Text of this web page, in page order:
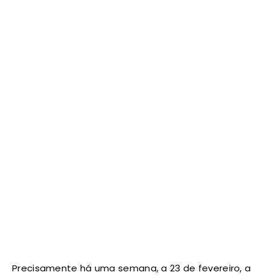
Precisamente há uma semana, a 23 de fevereiro, a